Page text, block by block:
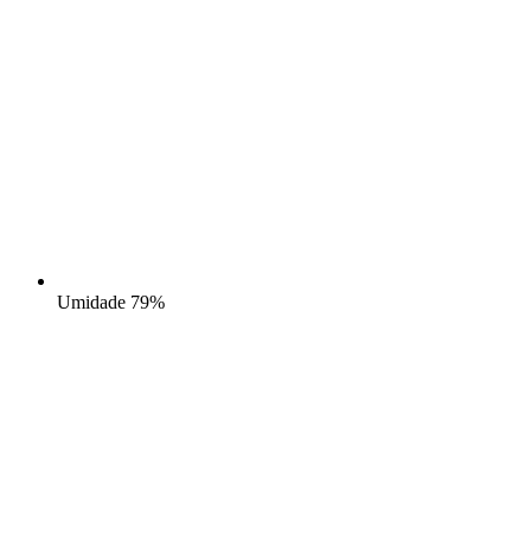
Umidade 79%